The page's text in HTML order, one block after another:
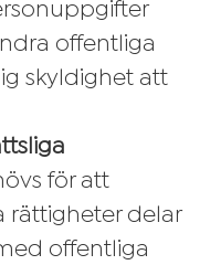
offentliga
skyldighet att
för att
rättigheter delar
offentliga